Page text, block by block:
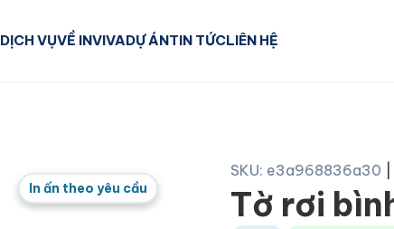
DỊCH VỤVỀ INVIVADỰ ÁNTIN TỨCLIÊN HỆ
In ấn theo yêu cầu
SKU: e3a968836a30
Tờ rơi